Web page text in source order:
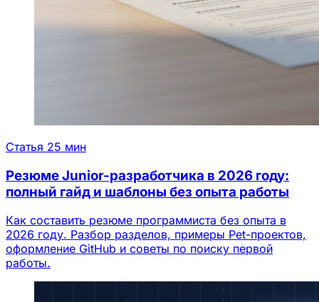
Статья 25 мин
Резюме Junior-разработчика в 2026 году:
полный гайд и шаблоны без опыта работы
Как составить резюме программиста без опыта в
2026 году. Разбор разделов, примеры Pet-проектов,
оформление GitHub и советы по поиску первой
работы.